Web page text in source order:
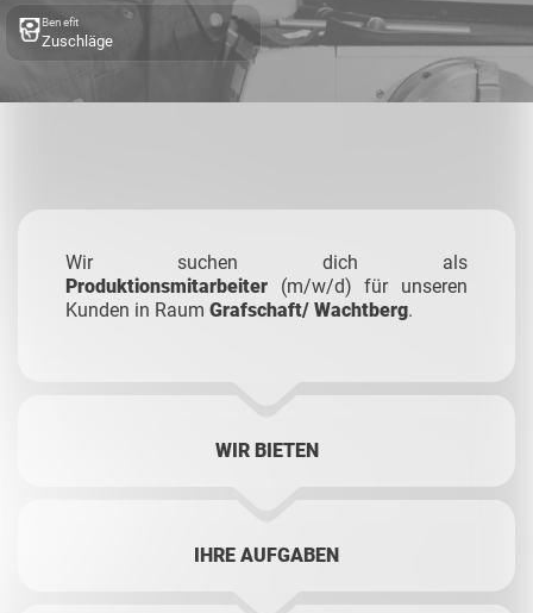
Benefit
Zuschläge
Wir suchen dich als
Produktionsmitarbeiter (m/w/d) für unseren
Kunden in Raum Grafschaft/ Wachtberg.
WIR BIETEN
IHRE AUFGABEN